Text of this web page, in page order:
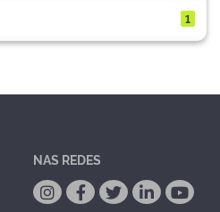
1
NAS REDES